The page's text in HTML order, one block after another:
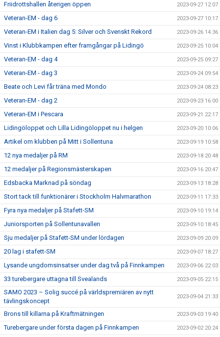
Friidrottshallen återigen öppen 2023-09-27 12:07
Veteran-EM - dag 6 2023-09-27 10:17
Veteran-EM i Italien dag 5: Silver och Svenskt Rekord 2023-09-26 14:36
Vinst i Klubbkampen efter framgångar på Lidingö 2023-09-25 10:04
Veteran-EM - dag 4 2023-09-25 09:27
Veteran-EM - dag 3 2023-09-24 09:54
Beate och Levi får träna med Mondo 2023-09-24 08:23
Veteran-EM - dag 2 2023-09-23 16:00
Veteran-EM i Pescara 2023-09-21 22:17
Lidingöloppet och Lilla Lidingöloppet nu i helgen 2023-09-20 10:06
Artikel om klubben på Mitt i Sollentuna 2023-09-19 10:58
12 nya medaljer på RM 2023-09-18 20:48
12 medaljer på Regionsmästerskapen 2023-09-16 20:47
Edsbacka Marknad på söndag 2023-09-13 18:28
Stort tack till funktionärer i Stockholm Halvmarathon 2023-09-11 17:33
Fyra nya medaljer på Stafett-SM 2023-09-10 19:14
Juniorsporten på Sollentunavallen 2023-09-10 18:45
Sju medaljer på Stafett-SM under lördagen 2023-09-09 20:09
20 lag i stafett-SM 2023-09-07 18:27
Lysande ungdomsinsatser under dag två på Finnkampen 2023-09-06 22:03
33 turebergare uttagna till Svealands 2023-09-05 22:15
SAMO 2023 – Solig succé på världspremiären av nytt
tävlingskoncept
2023-09-04 21:33
Brons till killarna på Kraftmätningen 2023-09-03 19:40
Turebergare under första dagen på Finnkampen 2023-09-02 20:24